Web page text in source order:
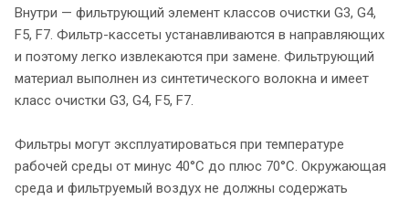
Внутри — фильтрующий элемент классов очистки G3, G4,
F5, F7. Фильтр-кассеты устанавливаются в направляющих
и поэтому легко извлекаются при замене. Фильтрующий
материал выполнен из синтетического волокна и имеет
класс очистки G3, G4, F5, F7.
Фильтры могут эксплуатироваться при температуре
рабочей среды от минус 40°С до плюс 70°С. Окружающая
среда и фильтруемый воздух не должны содержать